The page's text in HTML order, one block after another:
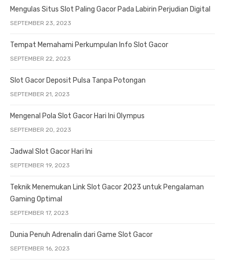
Mengulas Situs Slot Paling Gacor Pada Labirin Perjudian Digital
SEPTEMBER 23, 2023
Tempat Memahami Perkumpulan Info Slot Gacor
SEPTEMBER 22, 2023
Slot Gacor Deposit Pulsa Tanpa Potongan
SEPTEMBER 21, 2023
Mengenal Pola Slot Gacor Hari Ini Olympus
SEPTEMBER 20, 2023
Jadwal Slot Gacor Hari Ini
SEPTEMBER 19, 2023
Teknik Menemukan Link Slot Gacor 2023 untuk Pengalaman
Gaming Optimal
SEPTEMBER 17, 2023
Dunia Penuh Adrenalin dari Game Slot Gacor
SEPTEMBER 16, 2023